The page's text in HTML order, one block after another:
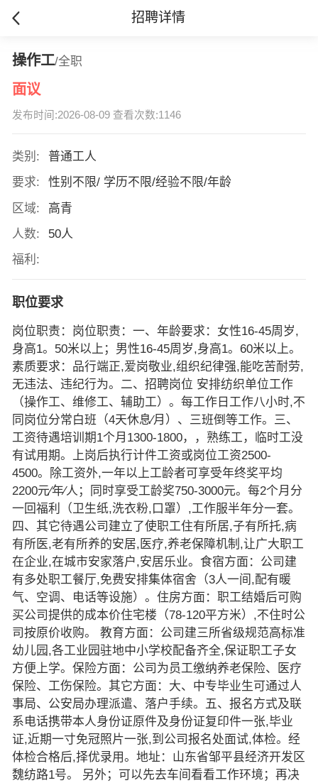
招聘详情
操作工/全职
面议
发布时间:2026-08-09 查看次数:1146
类别:
普通工人
要求:
性别不限/ 学历不限/经验不限/年龄
区域:
高青
人数:
50人
福利:
职位要求
岗位职责：岗位职责：一、年龄要求：女性16-45周岁,
身高1。50米以上；男性16-45周岁,身高1。60米以上。
素质要求：品行端正,爱岗敬业,组织纪律强,能吃苦耐劳,
无违法、违纪行为。二、招聘岗位 安排纺织单位工作
（操作工、维修工、辅助工）。每工作日工作八小时,不
同岗位分常白班（4天休息∕月）、三班倒等工作。三、
工资待遇培训期1个月1300-1800，，熟练工，临时工没
有试用期。上岗后执行计件工资或岗位工资2500-
4500。除工资外,一年以上工龄者可享受年终奖平均
2200元∕年∕人；同时享受工龄奖750-3000元。每2个月分
一回福利（卫生纸,洗衣粉,口罩）,工作服半年分一套。
四、其它待遇公司建立了使职工住有所居,子有所托,病
有所医,老有所养的安居,医疗,养老保障机制,让广大职工
在企业,在城市安家落户,安居乐业。食宿方面：公司建
有多处职工餐厅,免费安排集体宿舍（3人一间,配有暖
气、空调、电话等设施）。住房方面：职工结婚后可购
买公司提供的成本价住宅楼（78-120平方米）,不住时公
司按原价收购。 教育方面：公司建三所省级规范高标准
幼儿园,各工业园驻地中小学校配备齐全,保证职工子女
方便上学。保险方面：公司为员工缴纳养老保险、医疗
保险、工伤保险。其它方面：大、中专毕业生可通过人
事局、公安局办理派遣、落户手续。五、报名方式及联
系电话携带本人身份证原件及身份证复印件一张,毕业
证,近期一寸免冠照片一张,到公司报名处面试,体检。经
体检合格后,择优录用。地址：山东省邹平县经济开发区
魏纺路1号。 另外；可以先去车间看看工作环境；再决